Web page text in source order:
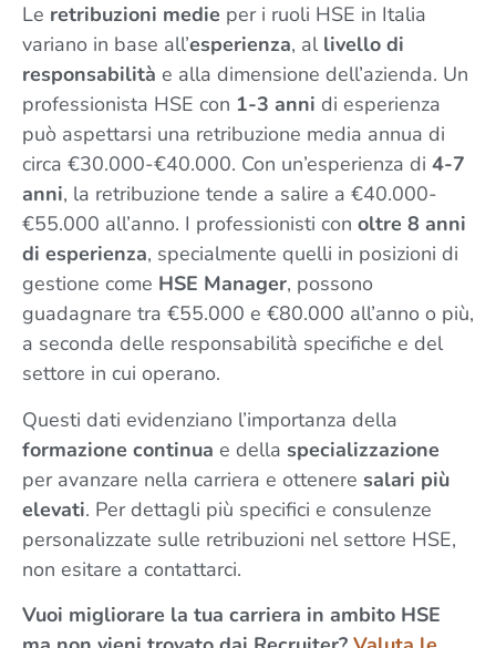
Le retribuzioni medie per i ruoli HSE in Italia
variano in base all’esperienza, al livello di
responsabilità e alla dimensione dell’azienda. Un
professionista HSE con 1-3 anni di esperienza
può aspettarsi una retribuzione media annua di
circa €30.000-€40.000. Con un’esperienza di 4-7
anni, la retribuzione tende a salire a €40.000-
€55.000 all’anno. I professionisti con oltre 8 anni
di esperienza, specialmente quelli in posizioni di
gestione come HSE Manager, possono
guadagnare tra €55.000 e €80.000 all’anno o più,
a seconda delle responsabilità specifiche e del
settore in cui operano.
Questi dati evidenziano l’importanza della
formazione continua e della specializzazione
per avanzare nella carriera e ottenere salari più
elevati. Per dettagli più specifici e consulenze
personalizzate sulle retribuzioni nel settore HSE,
non esitare a contattarci.
Vuoi migliorare la tua carriera in ambito HSE